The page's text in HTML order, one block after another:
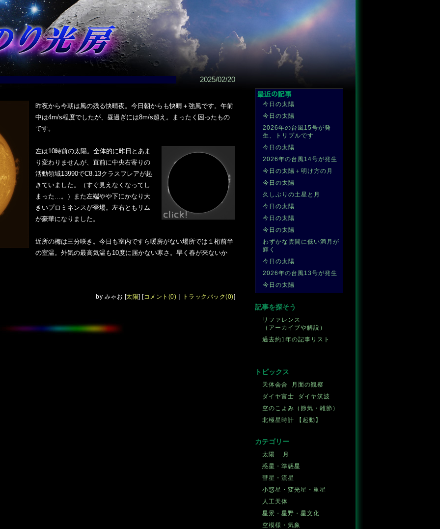
2025/02/20
昨夜から今朝は風の残る快晴夜。今日朝からも快晴＋強風です。午前
中は4m/s程度でしたが、昼過ぎには8m/s超え。まったく困ったもの
です。
左は10時前の太陽。全体的に昨日とあま
り変わりませんが、直前に中央右寄りの
活動領域13990でC8.13クラスフレアが起
きていました。（すぐ見えなくなってし
まった…。）また左端やや下にかなり大
きいプロミネンスが登場。左右ともリム
が豪華になりました。
近所の梅は三分咲き。今日も室内ですら暖房がない場所では１桁前半
の室温。外気の最高気温も10度に届かない寒さ。早く春が来ないか
by みゃお [太陽] [コメント(0) トラックバック(0)]
今日の太陽
今日の太陽
2026年の台風15号が発
生、トリプルです
今日の太陽
2026年の台風14号が発生
今日の太陽＋明け方の月
今日の太陽
久しぶりの土星と月
今日の太陽
今日の太陽
今日の太陽
わずかな雲間に低い満月が
輝く
今日の太陽
2026年の台風13号が発生
今日の太陽
記事を探そう
リファレンス
（アーカイブや解説）
過去約1年の記事リスト
トピックス
天体会合
月面の観察
ダイヤ富士
ダイヤ筑波
空のこよみ（節気・雑節）
北極星時計
【起動】
カテゴリー
太陽
月
惑星・準惑星
彗星・流星
小惑星・変光星・重星
人工天体
星景・星野・星文化
空模様・気象